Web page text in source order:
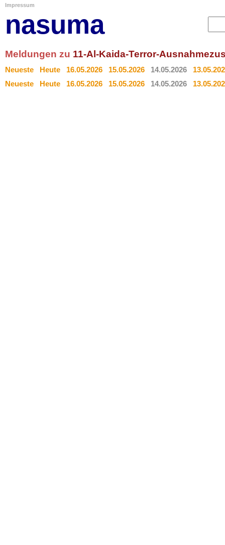
Impressum
nasuma
Meldungen zu 11-Al-Kaida-Terror-
Neueste Heute 16.05.2026 15.05.2026 14.05.2026
Neueste
Heute 16.05.2026 15.05.2026 14.05.2026